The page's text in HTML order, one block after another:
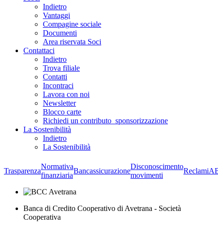
Indietro
Vantaggi
Compagine sociale
Documenti
Area riservata Soci
Contattaci
Indietro
Trova filiale
Contatti
Incontraci
Lavora con noi
Newsletter
Blocco carte
Richiedi un contributo_sponsorizzazione
La Sostenibilità
Indietro
La Sostenibilità
Trasparenza
Normativa
finanziaria
Bancassicurazione
Disconoscimento
movimenti
Reclami
Banca di Credito Cooperativo di Avetrana - Società
Cooperativa